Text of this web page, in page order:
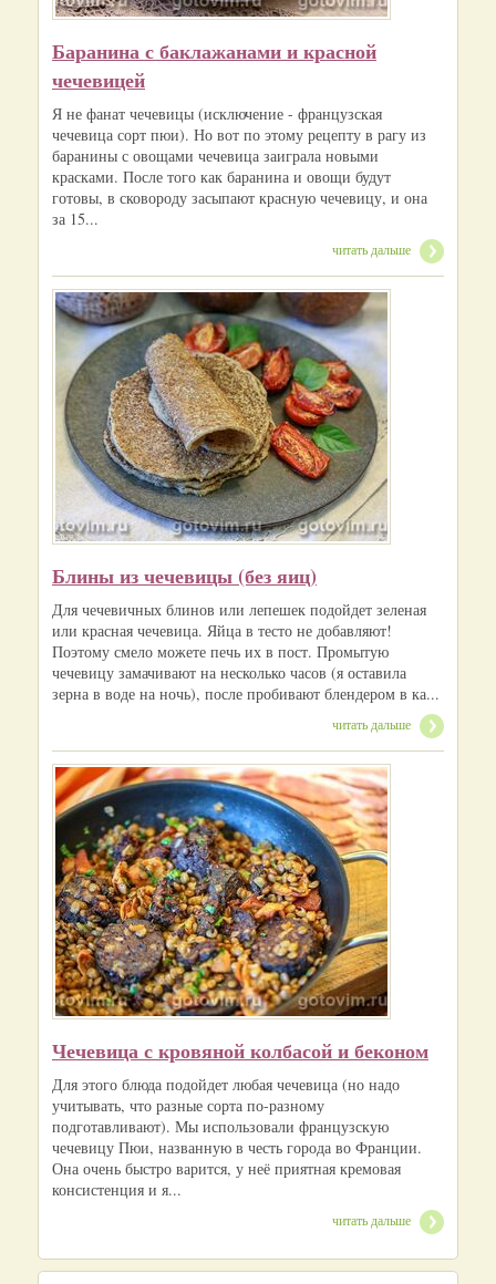
Баранина с баклажанами и красной
чечевицей
Я не фанат чечевицы (исключение - французская
чечевица сорт пюи). Но вот по этому рецепту в рагу из
баранины с овощами чечевица заиграла новыми
красками. После того как баранина и овощи будут
готовы, в сковороду засыпают красную чечевицу, и она
за 15...
читать дальше
Блины из чечевицы (без яиц)
Для чечевичных блинов или лепешек подойдет зеленая
или красная чечевица. Яйца в тесто не добавляют!
Поэтому смело можете печь их в пост. Промытую
чечевицу замачивают на несколько часов (я оставила
зерна в воде на ночь), после пробивают блендером в ка...
читать дальше
Чечевица с кровяной колбасой и беконом
Для этого блюда подойдет любая чечевица (но надо
учитывать, что разные сорта по-разному
подготавливают). Мы использовали французскую
чечевицу Пюи, названную в честь города во Франции.
Она очень быстро варится, у неё приятная кремовая
консистенция и я...
читать дальше